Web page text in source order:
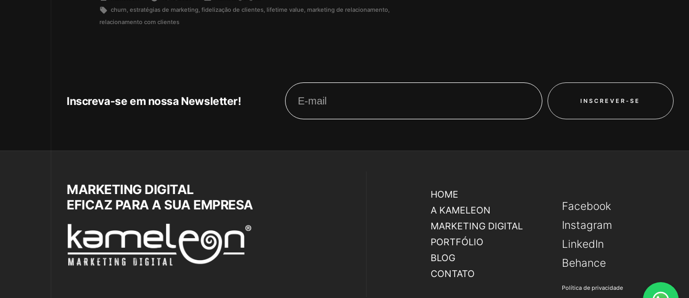
churn,estratégias de marketing,fidelização de clientes, lifetime value, marketing de relacionamento,
relacionamento com clientes
Inscreva-se em nossa Newsletter! INSCREVER-SE
MARKETING DIGITAL
EFICAZ PARA A SUA EMPRESA
HOME
A KAMELEON
MARKETING DIGITAL
PORTFÓLIO
BLOG
CONTATO
Facebook
Instagram
LinkedIn
Behance
Política de privacidade